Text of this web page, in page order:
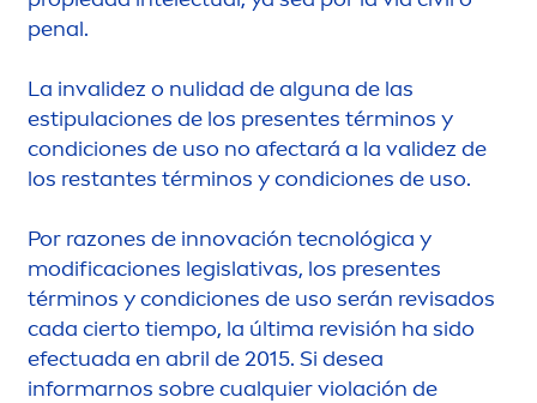
penal.
La invalidez o nulidad de alguna de las
estipulaciones de los presentes términos y
condiciones de uso no afectará a la validez de
los restantes términos y condiciones de uso.
Por razones de innovación tecnológica y
modificaciones legislativas, los presentes
términos y condiciones de uso serán revisados
cada cierto tiempo, la última revisión ha sido
efectuada en abril de 2015. Si desea
informarnos sobre cualquier violación de